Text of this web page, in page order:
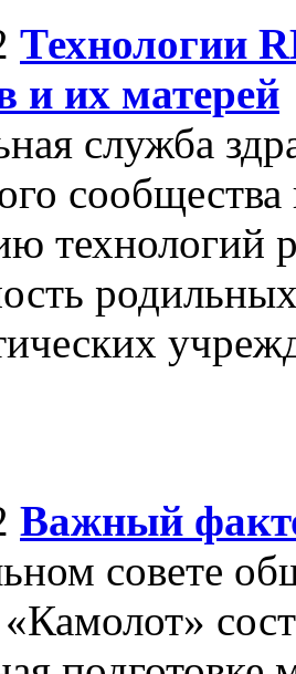
Технологии
и их матерей
служба
технологий
Важный
совете